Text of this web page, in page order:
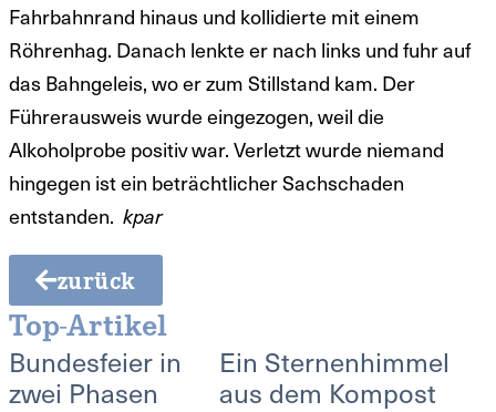
Fahrbahnrand hinaus und kollidierte mit einem
Röhrenhag. Danach lenkte er nach links und fuhr auf
das Bahngeleis, wo er zum Stillstand kam. Der
Führerausweis wurde eingezogen, weil die
Alkoholprobe positiv war. Verletzt wurde niemand
hingegen ist ein beträchtlicher Sachschaden
entstanden. kpar
zurück
Top-Artikel
Bundesfeier in
zwei Phasen
Ein Sternenhimmel
aus dem Kompost